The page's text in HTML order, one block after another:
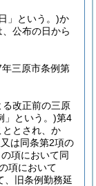
」という。)か
公布の日から
三原市条例第
改正前の三原
」という。)第4
とされ、か
は同条第2項の
項において同
項において
、旧条例勤務延